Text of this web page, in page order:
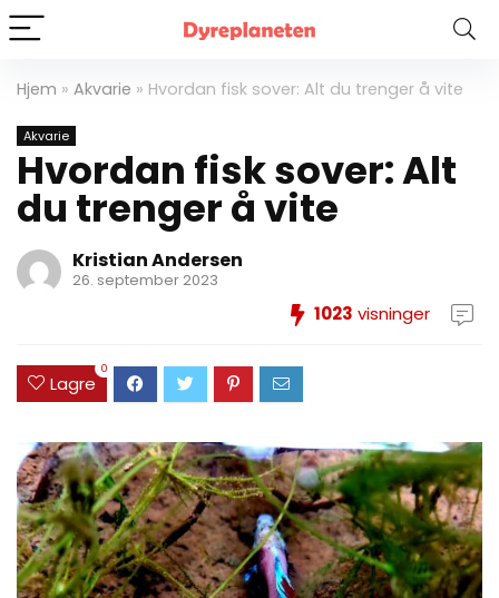
Hjem » Akvarie » Hvordan fisk sover: Alt du trenger å vite
Akvarie
Hvordan fisk sover: Alt
du trenger å vite
Kristian Andersen
26. september 2023
1023 visninger
Lagre
0